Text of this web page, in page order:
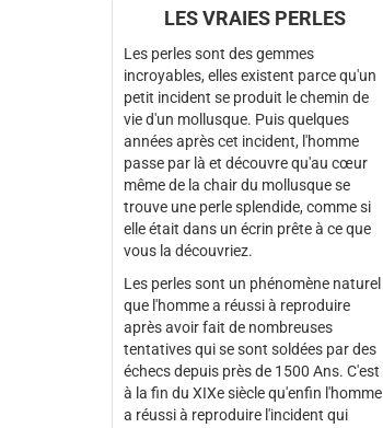
LES VRAIES PERLES
Les perles sont des gemmes
incroyables, elles existent parce qu'un
petit incident se produit le chemin de
vie d'un mollusque. Puis quelques
années après cet incident, l'homme
passe par là et découvre qu'au cœur
même de la chair du mollusque se
trouve une perle splendide, comme si
elle était dans un écrin prête à ce que
vous la découvriez.
Les perles sont un phénomène naturel
que l'homme a réussi à reproduire
après avoir fait de nombreuses
tentatives qui se sont soldées par des
échecs depuis près de 1500 Ans. C'est
à la fin du XIXe siècle qu'enfin l'homme
a réussi à reproduire l'incident qui